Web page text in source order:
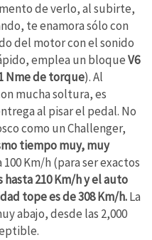
de verlo, al subirte,
te enamora sólo con
del motor con el sonido
emplea un bloqueV6
Nme de torque). Al
mucha soltura, es
al pisar el pedal. No
como un Challenger,
tiempo muy, muy
100 Km/h (para ser exactos
210 Km/h y el auto
tope es de 308 Km/h.La
abajo, desde las 2,000